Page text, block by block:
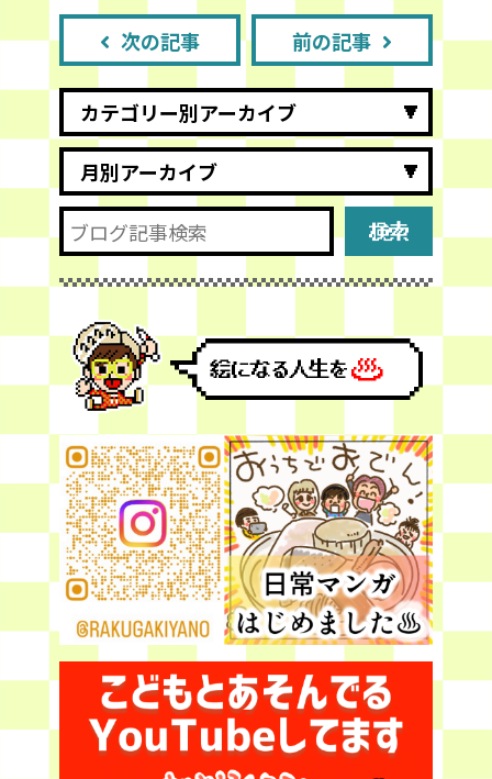
次の記事 前の記事